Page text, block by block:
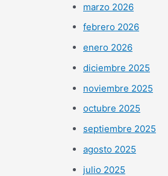
marzo 2026
febrero 2026
enero 2026
diciembre 2025
noviembre 2025
octubre 2025
septiembre 2025
agosto 2025
julio 2025